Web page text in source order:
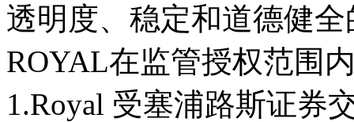
透明度、稳定和道德健
ROYAL在监管授权范围
1.Royal 受塞浦路斯证券